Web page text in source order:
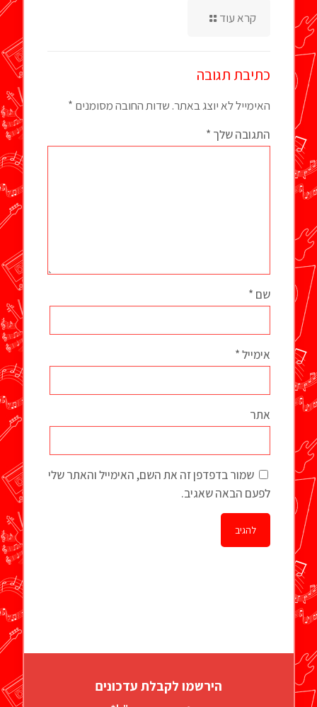
קרא עוד
כתיבת תגובה
האימייל לא יוצג באתר. שדות החובה מסומנים *
התגובה שלך *
שם *
אימייל*
אתר
שמור בדפדפן זה את השם, האימייל והאתר שלי
לפעם הבאה שאגיב.
הירשמו לקבלת עדכונים